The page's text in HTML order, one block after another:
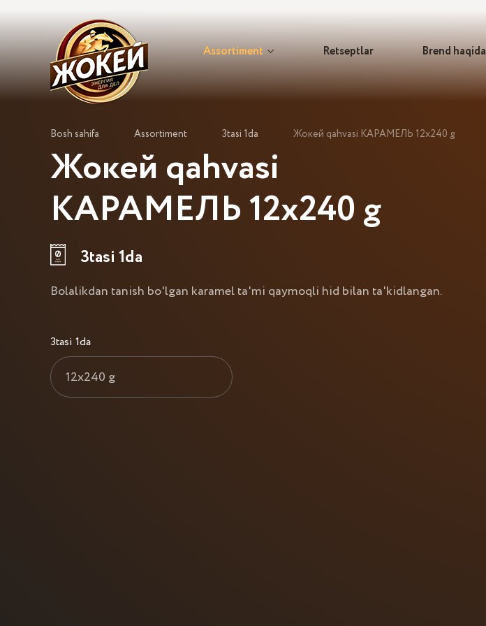
Assortiment Retseptlar Brend haqida
Bosh sahifa Assortiment 3tasi 1da Жокей qahvasi КАРАМЕЛЬ 12x240 g
Жокей qahvasi
КАРАМЕЛЬ 12x240 g
3tasi 1da
Bolalikdan tanish bo'lgan karamel ta'mi qaymoqli hid bilan ta'kidlangan.
3tasi 1da
12x240 g